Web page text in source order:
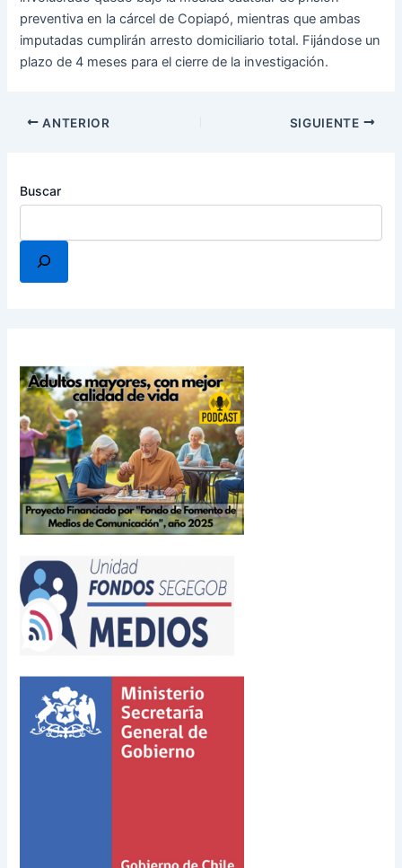
preventiva en la cárcel de Copiapó, mientras que ambas
imputadas cumplirán arresto domiciliario total. Fijándose un
plazo de 4 meses para el cierre de la investigación.
ANTERIOR SIGUIENTE
Buscar